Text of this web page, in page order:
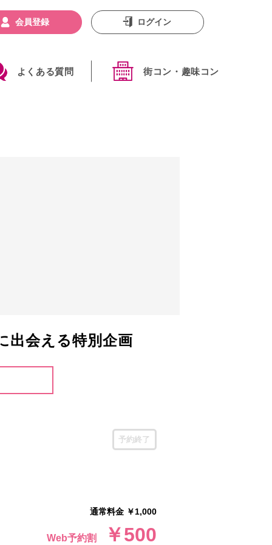
よくある質問 街コン・趣味コン
会員登録 ログイン
出会える特別企画
予約終了
通常料金 ￥1,000
Web予約割 ￥500